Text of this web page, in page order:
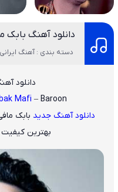
دانلود آهنگ بابک
دسته بندی : آهنگ
دانلود
Mafi – Baroon
دانلود آهنگ جدید بابک
بهترین